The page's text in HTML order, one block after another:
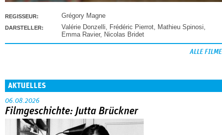
REGISSEUR: Grégory Magne
DARSTELLER: Valérie Donzelli Frédéric Pierrot Mathieu Spinosi
Emma Ravier, Nicolas Bridet
ALLE FILME
AKTUELLES
06.08.2026
Filmgeschichte: Jutta Brückner